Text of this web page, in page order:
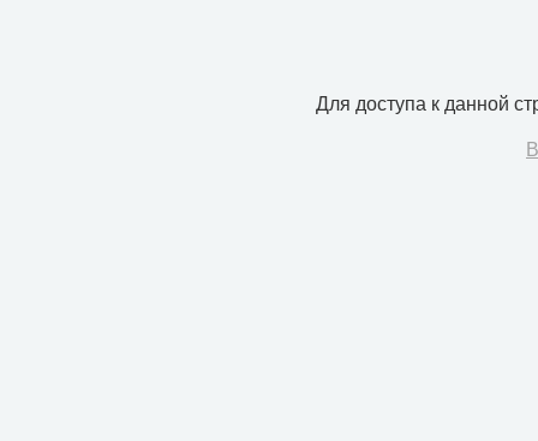
Для доступа к данной